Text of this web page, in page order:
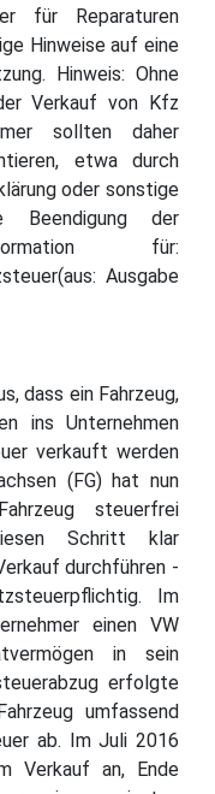
für Reparaturen
Hinweise auf eine
Hinweis: Ohne
Verkauf von Kfz
sollten daher
etwa durch
oder sonstige
Beendigung der
für:
Ausgabe
dass ein Fahrzeug,
ins Unternehmen
verkauft werden
(FG) hat nun
steuerfrei
Schritt klar
durchführen -
Im
einen VW
in sein
erfolgte
umfassend
ab. Im Juli 2016
Verkauf an, Ende